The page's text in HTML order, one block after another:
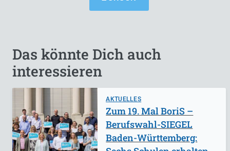
Das könnte Dich auch
interessieren
AKTUELLES
Zum 19. Mal BoriS –
Berufswahl-SIEGEL
Baden-Württemberg: